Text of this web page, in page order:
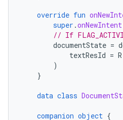
override fun
super .onNewIntent
// If
documentState =
textResId = R
)
}
data class
companion object {